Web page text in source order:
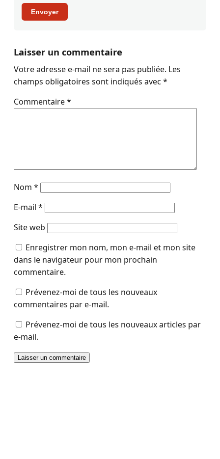
Envoyer
Laisser un commentaire
Votre adresse e-mail ne sera pas publiée. Les
champs obligatoires sont indiqués avec *
Commentaire*
Nom *
E-mail *
Site web
Enregistrer mon nom, mon e-mail et mon site
dans le navigateur pour mon prochain
commentaire.
Prévenez-moi de tous les nouveaux
commentaires par e-mail.
Prévenez-moi de tous les nouveaux articles par
e-mail.